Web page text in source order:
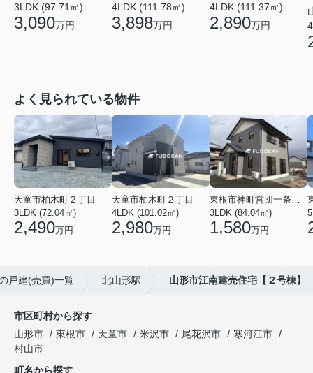
3LDK (97.71㎡)
3,090万円
4LDK (111.78㎡)
3,898万円
4LDK (111.37㎡)
2,890万円
よく見られている物件
天童市柏木町２丁目
3LDK (72.04㎡)
2,490万円
天童市柏木町２丁目
4LDK (101.02㎡)
2,980万円
東根市神町営団一条通り
3LDK (84.04㎡)
1,580万円
戸建(売買)一覧 北山形駅 山形市江南建売住宅【２号棟】
市区町村から探す
山形市
東根市 天童市 米沢市 尾花沢市
寒河江市
村山市
町名から探す